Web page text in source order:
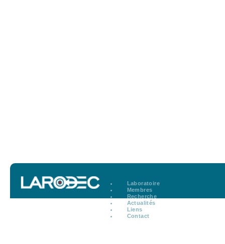
Laboratoire
Membres
Recherche
Actualités
Liens
Contact